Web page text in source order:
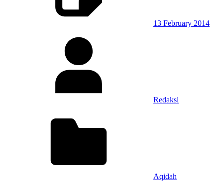
13 February 2014
Redaksi
Aqidah